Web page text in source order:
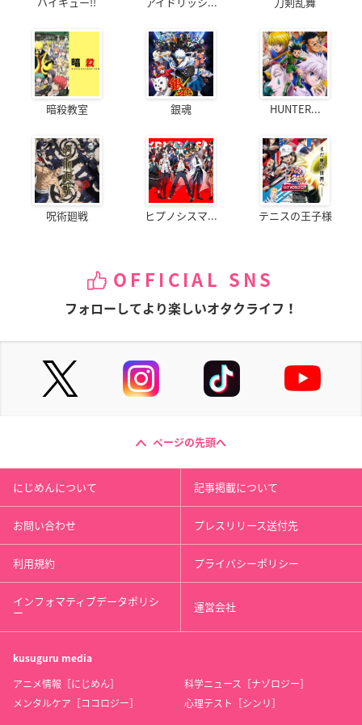
暗殺教室 銀魂 HUNTER...
呪術廻戦 ヒプノシスマ... テニスの王子様
OFFICIAL SNS
フォローしてより楽しいオタクライフ！
ページの先頭へ
にじめんについて 記事掲載について
お問い合わせ プレスリリース送付先
利用規約 プライバシーポリシー
インフォマティブデータポリシ
ー 運営会社
kusuguru media
アニメ情報［にじめん］
科学ニュース［ナゾロジー］
メンタルケア［ココロジー］
心理テスト［シンリ］